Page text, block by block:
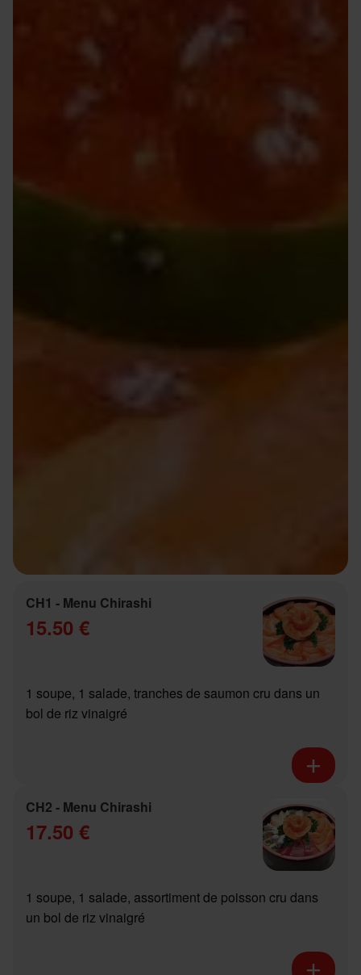
CH1 - Menu Chirashi
15.50 €
1 soupe, 1 salade, tranches de saumon cru dans un
bol de riz vinaigré
CH2 - Menu Chirashi
17.50 €
1 soupe, 1 salade, assortiment de poisson cru dans
un bol de riz vinaigré